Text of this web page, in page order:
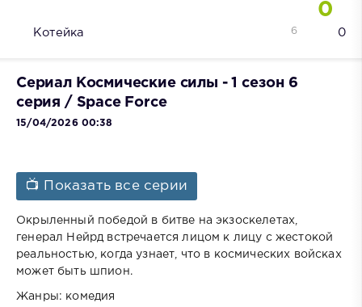
0
Котейка 0
6
Сериал Космические силы - 1 сезон 6
серия / Space Force
15/04/2026 00:38
📺 Показать все серии
Окрыленный победой в битве на экзоскелетах,
генерал Нейрд встречается лицом к лицу с жестокой
реальностью, когда узнает, что в космических войсках
может быть шпион.
Жанры: комедия